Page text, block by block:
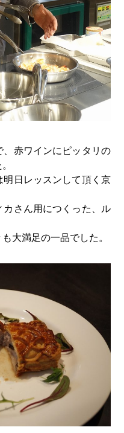
赤ワインにピッタリの
日レッスンして頂く京
カさん用につくった、ル
大満足の一品でした。